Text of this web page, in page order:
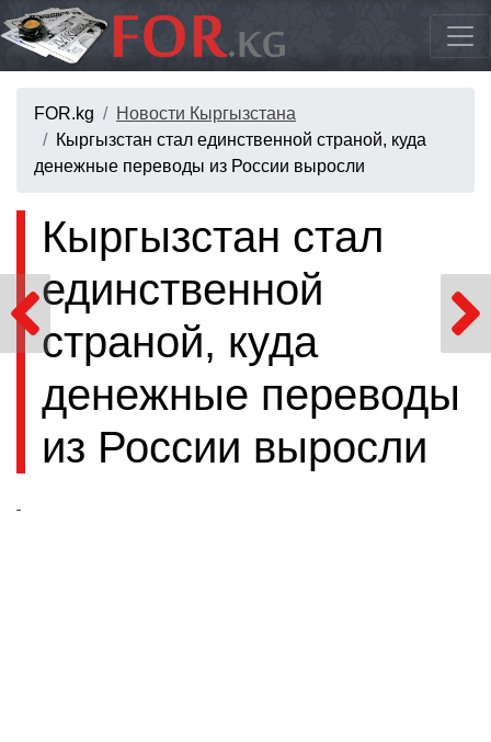
FOR.kg
Новости Кыргызстана
Кыргызстан стал единственной страной, куда
денежные переводы из России выросли
Кыргызстан стал
единственной
страной, куда
денежные переводы
из России выросли